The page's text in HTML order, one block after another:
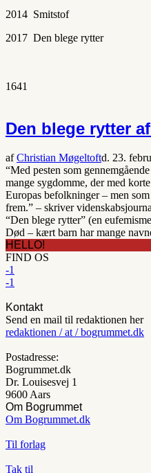
2014 Smitstof
2017 Den blege rytter
1641
Den blege rytter
afChristian Møgeltoftd. 23.
“Med pesten som
mange sygdomme, der med
Europas befolkninger – men
frem.” – skriver
“Den blege rytter” (en
Død – kært barn har mange
HELLO!
FIND OS
-1
-1
Kontakt
Send en mail til redaktionen her
redaktionen / at / bogrummet.dk
Postadresse:
Bogrummet.dk
Dr. Louisesvej 1
9600 Aars
Om Bogrummet
Om Bogrummet.dk
Til forlag
Tak til